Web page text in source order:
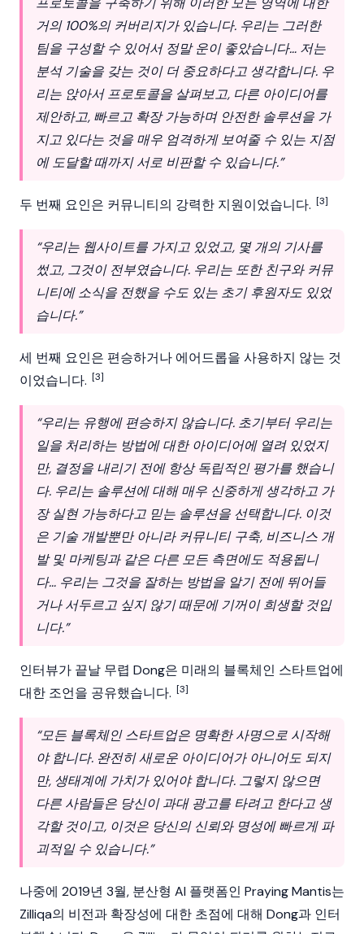
거의 100%의 커버리지가 있습니다. 우리는 그러한
팀을 구성할 수 있어서 정말 운이 좋았습니다… 저는
분석 기술을 갖는 것이 더 중요하다고 생각합니다. 우
리는 앉아서 프로토콜을 살펴보고, 다른 아이디어를
제안하고, 빠르고 확장 가능하며 안전한 솔루션을 가
지고 있다는 것을 매우 엄격하게 보여줄 수 있는 지점
에 도달할 때까지 서로 비판할 수 있습니다.”
두 번째 요인은 커뮤니티의 강력한 지원이었습니다. [3]
“우리는 웹사이트를 가지고 있었고, 몇 개의 기사를
썼고, 그것이 전부였습니다. 우리는 또한 친구와 커뮤
니티에 소식을 전했을 수도 있는 초기 후원자도 있었
습니다.”
세 번째 요인은 편승하거나 에어드롭을 사용하지 않는 것
이었습니다. [3]
“우리는 유행에 편승하지 않습니다. 초기부터 우리는
일을 처리하는 방법에 대한 아이디어에 열려 있었지
만, 결정을 내리기 전에 항상 독립적인 평가를 했습니
다. 우리는 솔루션에 대해 매우 신중하게 생각하고 가
장 실현 가능하다고 믿는 솔루션을 선택합니다. 이것
은 기술 개발뿐만 아니라 커뮤니티 구축, 비즈니스 개
발 및 마케팅과 같은 다른 모든 측면에도 적용됩니
다… 우리는 그것을 잘하는 방법을 알기 전에 뛰어들
거나 서두르고 싶지 않기 때문에 기꺼이 희생할 것입
니다.”
인터뷰가 끝날 무렵 Dong은 미래의 블록체인 스타트업에
대한 조언을 공유했습니다. [3]
“모든 블록체인 스타트업은 명확한 사명으로 시작해
야 합니다. 완전히 새로운 아이디어가 아니어도 되지
만, 생태계에 가치가 있어야 합니다. 그렇지 않으면
다른 사람들은 당신이 과대 광고를 타려고 한다고 생
각할 것이고, 이것은 당신의 신뢰와 명성에 빠르게 파
괴적일 수 있습니다.”
나중에 2019년 3월, 분산형 AI 플랫폼인 Praying Mantis는
Zilliqa의 비전과 확장성에 대한 초점에 대해 Dong과 인터